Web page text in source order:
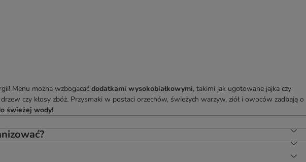
Menu można wzbogacać dodatkami wysokobiałkowymi, takimi jak ugotowane jajka czy
czy kłosy zbóż. Przysmaki w postaci orzechów, świeżych warzyw, ziół i owoców zadbają o
świeżej wody!